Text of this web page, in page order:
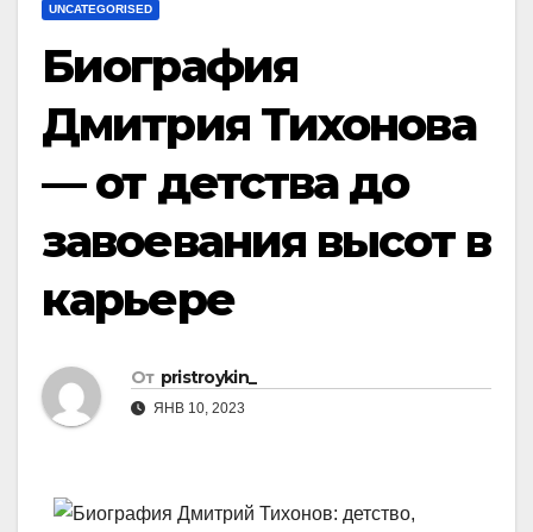
UNCATEGORISED
Биография
Дмитрия Тихонова
— от детства до
завоевания высот в
карьере
От pristroykin_
ЯНВ 10, 2023